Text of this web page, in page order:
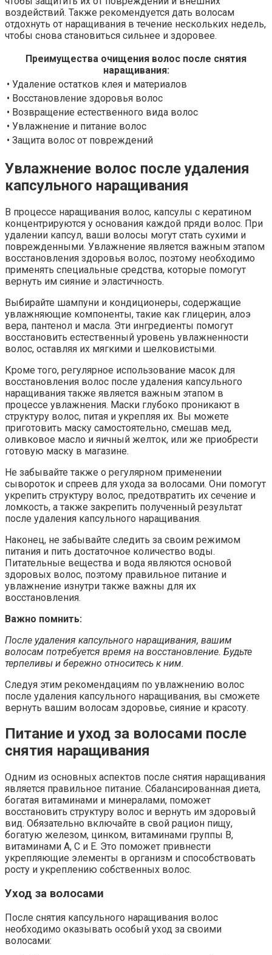
воздействий. Также рекомендуется дать волосам
отдохнуть от наращивания в течение нескольких недель,
чтобы снова становиться сильнее и здоровее.
Преимущества очищения волос после снятия
наращивания:
• Удаление остатков клея и материалов
• Восстановление здоровья волос
• Возвращение естественного вида волос
• Увлажнение и питание волос
• Защита волос от повреждений
Увлажнение волос после удаления
капсульного наращивания
В процессе наращивания волос, капсулы с кератином
концентрируются у основания каждой пряди волос. При
удалении капсул, ваши волосы могут стать сухими и
поврежденными. Увлажнение является важным этапом
восстановления здоровья волос, поэтому необходимо
применять специальные средства, которые помогут
вернуть им сияние и эластичность.
Выбирайте шампуни и кондиционеры, содержащие
увлажняющие компоненты, такие как глицерин, алоэ
вера, пантенол и масла. Эти ингредиенты помогут
восстановить естественный уровень увлажненности
волос, оставляя их мягкими и шелковистыми.
Кроме того, регулярное использование масок для
восстановления волос после удаления капсульного
наращивания также является важным этапом в
процессе увлажнения. Маски глубоко проникают в
структуру волос, питая и укрепляя их. Вы можете
приготовить маску самостоятельно, смешав мед,
оливковое масло и яичный желток, или же приобрести
готовую маску в магазине.
Не забывайте также о регулярном применении
сывороток и спреев для ухода за волосами. Они помогут
укрепить структуру волос, предотвратить их сечение и
ломкость, а также закрепить полученный результат
после удаления капсульного наращивания.
Наконец, не забывайте следить за своим режимом
питания и пить достаточное количество воды.
Питательные вещества и вода являются основой
здоровых волос, поэтому правильное питание и
увлажнение изнутри также важны для их
восстановления.
Важно помнить:
После удаления капсульного наращивания, вашим
волосам потребуется время на восстановление. Будьте
терпеливы и бережно относитесь к ним.
Следуя этим рекомендациям по увлажнению волос
после удаления капсульного наращивания, вы сможете
вернуть вашим волосам здоровье, сияние и красоту.
Питание и уход за волосами после
снятия наращивания
Одним из основных аспектов после снятия наращивания
является правильное питание. Сбалансированная диета,
богатая витаминами и минералами, поможет
восстановить структуру волос и вернуть им здоровый
вид. Обязательно включайте в свой рацион пищу,
богатую железом, цинком, витаминами группы B,
витаминами A, C и E. Это поможет привнести
укрепляющие элементы в организм и способствовать
росту и укреплению собственных волос.
Уход за волосами
После снятия капсульного наращивания волос
необходимо оказывать особый уход за своими
волосами: